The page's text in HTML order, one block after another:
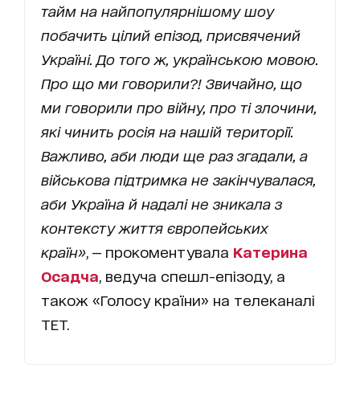
тайм на найпопулярнішому шоу
побачить цілий епізод, присвячений
Україні. До того ж, українською мовою.
Про що ми говорили?! Звичайно, що
ми говорили про війну, про ті злочини,
які чинить росія на нашій території.
Важливо, аби люди ще раз згадали, а
військова підтримка не закінчувалася,
аби Україна й надалі не зникала з
контексту життя європейських
країн» , — прокоментувала Катерина
Осадча , ведуча спешл-епізоду, а
також «Голосу країни» на телеканалі
ТЕТ.